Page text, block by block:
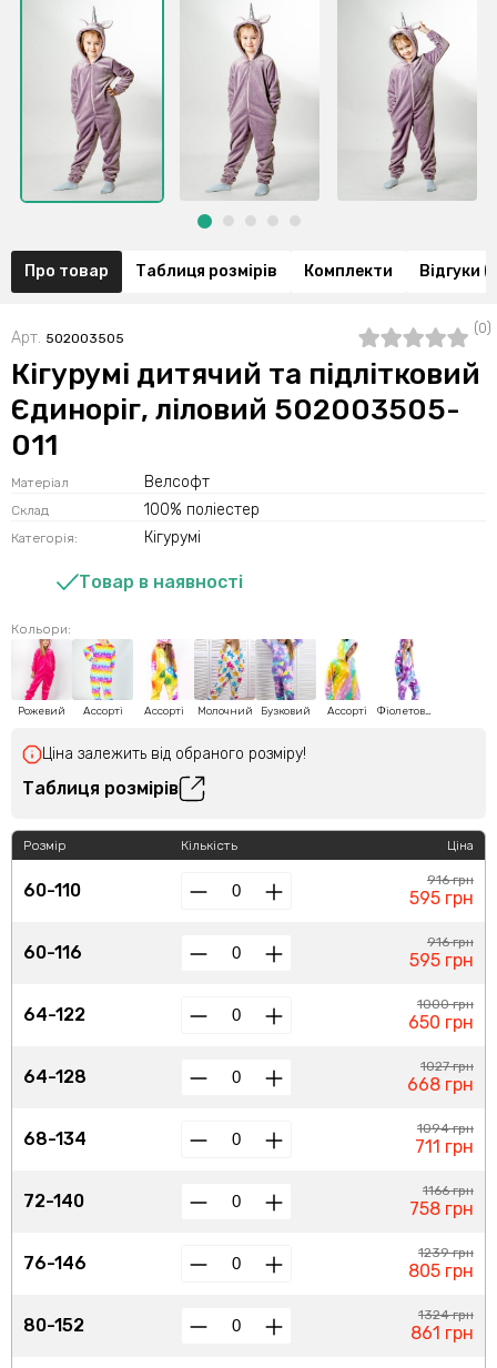
Про товар Таблиця розмірів Комплекти Відгуки
Арт. 502003505
(0)
Кігурумі дитячий та підлітковий
Єдиноріг, ліловий 502003505-
011
Матеріал Велсофт
Склад 100% поліестер
Категорія: Кігурумі
Товар в наявності
Кольори:
Рожевий Ассорті Ассорті Молочний Бузковий Ассорті Фіолетовий
Ціна залежить від обраного розміру!
Таблиця розмірів
Розмір
60-110
60-116
64-122
64-128
68-134
72-140
76-146
80-152
Кількість Ціна
916 грн
595 грн
916 грн
595 грн
1000 грн
650 грн
1027 грн
668 грн
1094 грн
711 грн
1166 грн
758 грн
1239 грн
805 грн
1324 грн
861 грн